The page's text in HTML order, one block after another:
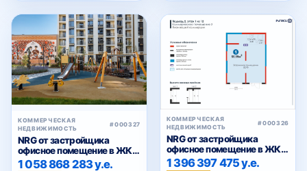
КОММЕРЧЕСКАЯ
НЕДВИЖИМОСТЬ
#000327
NRG от застройщика
офисное помещение в ЖК
«NRG Jomiy»
1 058 868 283 у.е.
КОММЕРЧЕСКАЯ
НЕДВИЖИМОСТЬ
#000326
NRG от застройщика
офисное помещение в ЖК
«NRG Jomiy»
1 396 397 475 у.е.